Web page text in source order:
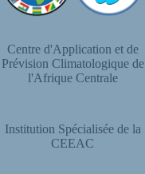
Centre d'Application et de
Prévision Climatologique de
l'Afrique Centrale
Institution Spécialisée de la
CEEAC